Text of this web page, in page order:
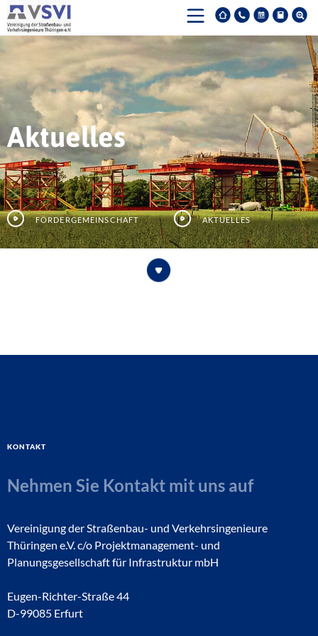
Aktuelles
Fördergemeinschaft Aktuelles
Kontakt
Nehmen Sie Kontakt mit uns auf
Vereinigung der Straßenbau- und Verkehrsingenieure
Thüringen e.V. c/o Projektmanagement- und
Planungsgesellschaft für Infrastruktur mbH
Eugen-Richter-Straße 44
D-99085 Erfurt